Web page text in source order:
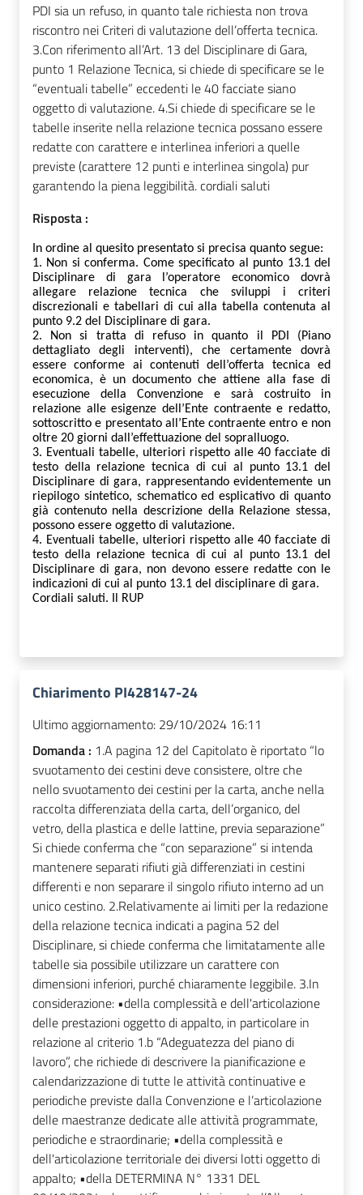
PDI sia un refuso, in quanto tale richiesta non trova
riscontro nei Criteri di valutazione dell’offerta tecnica.
3.Con riferimento all’Art. 13 del Disciplinare di Gara,
punto 1 Relazione Tecnica, si chiede di specificare se le
“eventuali tabelle” eccedenti le 40 facciate siano
oggetto di valutazione. 4.Si chiede di specificare se le
tabelle inserite nella relazione tecnica possano essere
redatte con carattere e interlinea inferiori a quelle
previste (carattere 12 punti e interlinea singola) pur
garantendo la piena leggibilità. cordiali saluti
Risposta :
In ordine al quesito presentato si precisa quanto segue:
1. Non si conferma. Comespecificato al punto 13.1 del
Disciplinare di gara l’operatore economico dovrà
allegare relazione tecnica che sviluppi i criteri
discrezionali e tabellari di cui alla tabella contenuta al
punto 9.2 del Disciplinare di gara.
2. Non si tratta di refuso in quanto il PDI (Piano
dettagliato degli interventi), che certamente dovrà
essere conforme ai contenuti dell’offerta tecnica ed
economica, è un documento che attiene alla fase di
esecuzione della Convenzione e sarà costruito in
relazione alle esigenze dell’Ente contraente e redatto,
sottoscritto e presentato all’Ente contraente entro e non
oltre 20 giorni dall’effettuazione del sopralluogo.
3. Eventuali tabelle, ulteriori rispetto alle 40 facciate di
testo della relazione tecnica di cui al punto 13.1 del
Disciplinare di gara, rappresentando evidentemente un
riepilogo sintetico, schematico ed esplicativo di quanto
già contenuto nella descrizione della Relazione stessa,
possono essere oggetto di valutazione.
4. Eventuali tabelle, ulteriori rispetto alle 40 facciate di
testo della relazione tecnica di cui al punto 13.1 del
Disciplinare di gara, non devono essere redatte con le
indicazioni di cui al punto 13.1 del discip linare di gara.
Cordiali saluti. Il RUP
Chiarimento PI428147-24
Ultimo aggiornamento: 29/10/2024 16:11
Domanda : 1.A pagina 12 del Capitolato è riportato “lo
svuotamento dei cestini deve consistere, oltre che
nello svuotamento dei cestini per la carta, anche nella
raccolta differenziata della carta, dell’organico, del
vetro, della plastica e delle lattine, previa separazione”
Si chiede conferma che “con separazione” si intenda
mantenere separati rifiuti già differenziati in cestini
differenti e non separare il singolo rifiuto interno ad un
unico cestino. 2.Relativamente ai limiti per la redazione
della relazione tecnica indicati a pagina 52 del
Disciplinare, si chiede conferma che limitatamente alle
tabelle sia possibile utilizzare un carattere con
dimensioni inferiori, purché chiaramente leggibile. 3.In
considerazione: •della complessità e dell'articolazione
delle prestazioni oggetto di appalto, in particolare in
relazione al criterio 1.b “Adeguatezza del piano di
lavoro”, che richiede di descrivere la pianificazione e
calendarizzazione di tutte le attività continuative e
periodiche previste dalla Convenzione e l’articolazione
delle maestranze dedicate alle attività programmate,
periodiche e straordinarie; •della complessità e
dell'articolazione territoriale dei diversi lotti oggetto di
appalto; •della DETERMINA N° 1331 DEL